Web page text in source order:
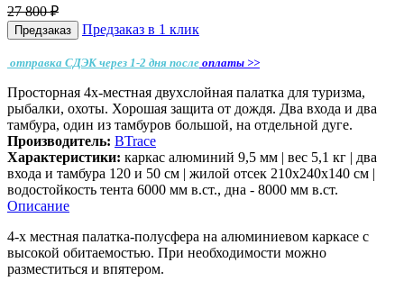
27 800 ₽
Предзаказ Предзаказ в 1 клик
отправка СДЭК через 1-2 дня после оплаты >>
Просторная 4х-местная двухслойная палатка для туризма,
рыбалки, охоты. Хорошая защита от дождя. Два входа и два
тамбура, один из тамбуров большой, на отдельной дуге.
Производитель: BTrace
Характеристики: каркас алюминий 9,5 мм | вес 5,1 кг | два
входа и тамбура 120 и 50 см | жилой отсек 210х240х140 см |
водостойкость тента 6000 мм в.ст., дна - 8000 мм в.ст.
Описание
4-х местная палатка-полусфера на алюминиевом каркасе с
высокой обитаемостью. При необходимости можно
разместиться и впятером.